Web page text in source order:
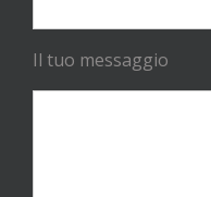
Il tuo messaggio